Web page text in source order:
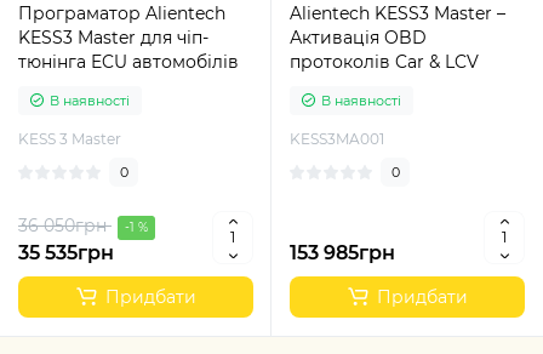
Програматор Alientech
KESS3 Master для чіп-
тюнінга ECU автомобілів
В наявності
KESS 3 Master
0
36 050грн -1 %
35 535грн
Придбати
Alientech KESS3 Master –
Активація OBD
протоколів Car & LCV
В наявності
KESS3MA001
0
153 985грн
Придбати